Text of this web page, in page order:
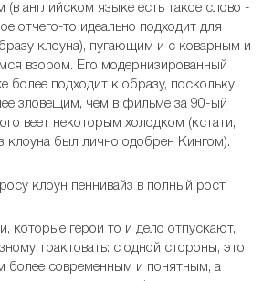
(в английском языке есть такое слово -
отчего-то идеально подходит для
клоуна), пугающим и с коварным и
взором. Его модернизированный
более подходит к образу, поскольку
зловещим, чем в фильме за 90-ый
веет некоторым холодком (кстати,
клоуна был лично одобрен Кингом).
которые герои то и дело отпускают,
трактовать: с одной стороны, это
более современным и понятным, а